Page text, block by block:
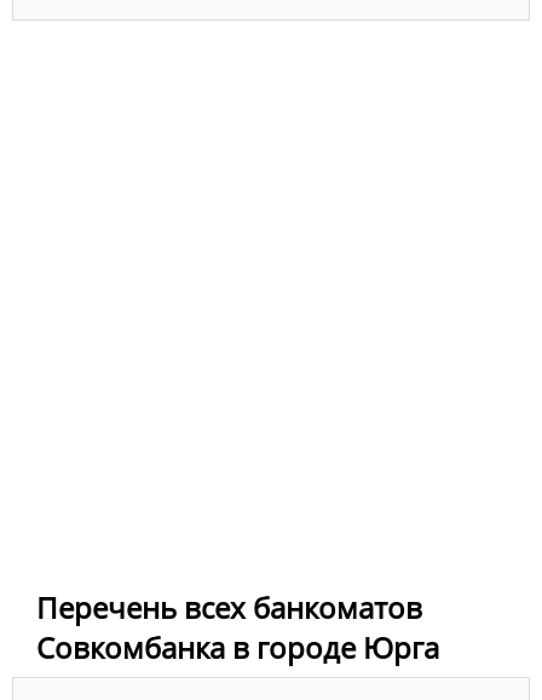
Перечень всех банкоматов
Совкомбанка в городе Юрга